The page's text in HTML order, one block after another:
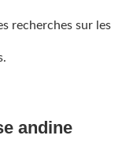
recherches sur les
andine